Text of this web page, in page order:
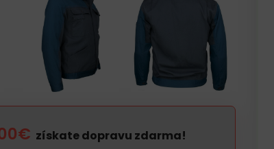
získate dopravu zdarma!